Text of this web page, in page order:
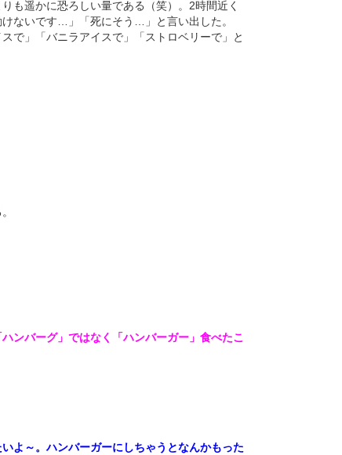
も遥かに恐ろしい量である（笑）。2時間近く
ないです…」「死にそう…」と言い出した。
で」「バニラアイスで」「ストロベリーで」と
ンバーグ」ではなく「ハンバーガー」食べたこ
よ～。ハンバーガーにしちゃうとなんかもった